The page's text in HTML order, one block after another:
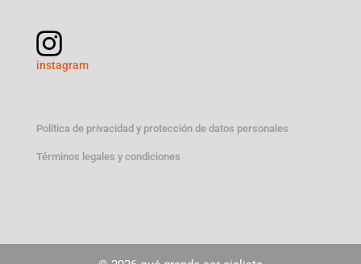
instagram
Política de privacidad y protección de datos personales
Términos legales y condiciones